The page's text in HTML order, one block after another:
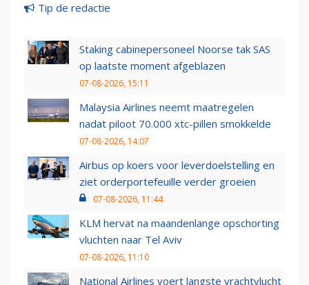
Tip de redactie
Staking cabinepersoneel Noorse tak SAS
op laatste moment afgeblazen
07-08-2026, 15:11
Malaysia Airlines neemt maatregelen
nadat piloot 70.000 xtc-pillen smokkelde
07-08-2026, 14:07
Airbus op koers voor leverdoelstelling en
ziet orderportefeuille verder groeien
07-08-2026, 11:44
KLM hervat na maandenlange opschorting
vluchten naar Tel Aviv
07-08-2026, 11:10
National Airlines voert langste vrachtvlucht